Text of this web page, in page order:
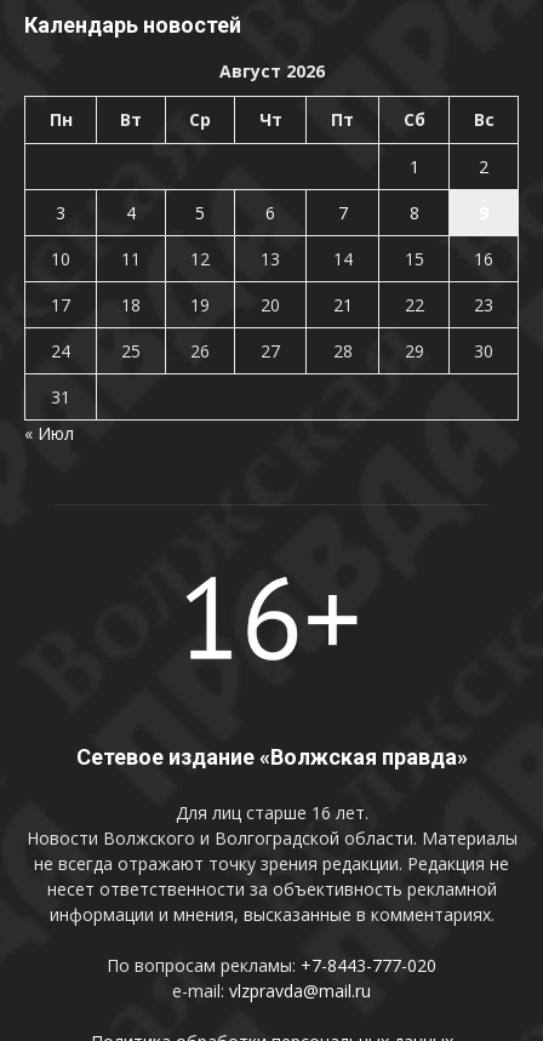
Календарь новостей
Август 2026
Пн Вт Ср Чт Пт Сб Вс
1
2
3
4 5 6 7 8
10
11 12 13 14 15
16
17
18 19 20 21 22
23
24
25 26 27 28 29
30
31
« Июл
Сетевое издание «Волжская правда»
Для лиц старше 16 лет.
Новости Волжского и Волгоградской области. Материалы
не всегда отражают точку зрения редакции. Редакция не
несет ответственности за объективность рекламной
информации и мнения, высказанные в комментариях.
По вопросам рекламы: +7-8443-777-020
e-mail: vlzpravda@mail.ru